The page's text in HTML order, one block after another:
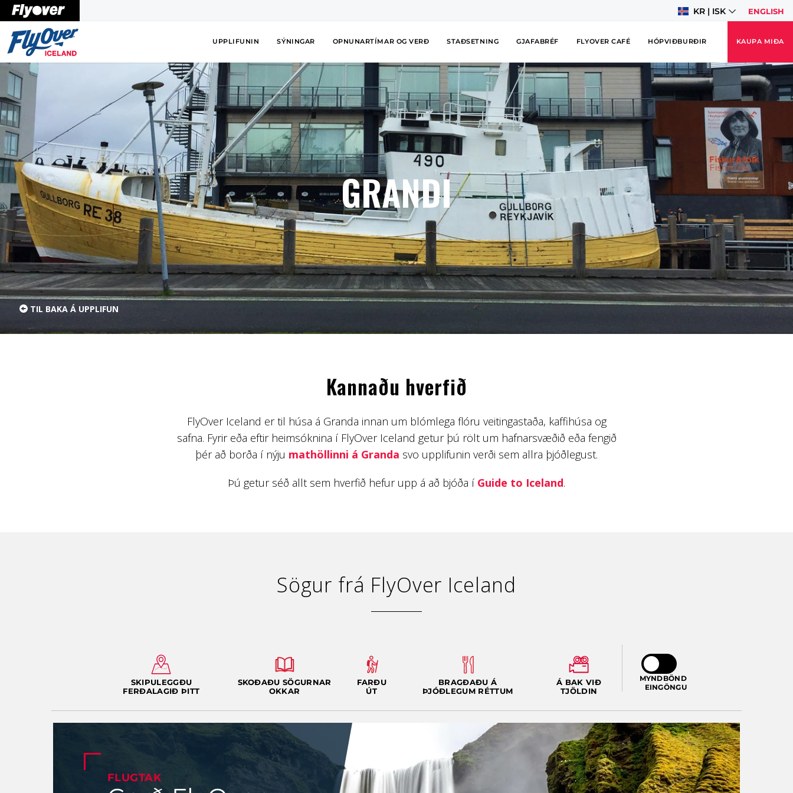
KR | ISK ENGLISH
UPPLIFUNIN SÝNINGAR OPNUNARTÍMAR OG VERÐ STAÐSETNING GJAFABRÉF FLYOVER CAFÉ HÓPVIÐBURÐIR KAUPA MIÐA
GRANDI
TIL BAKA Á UPPLIFUN
Kannaðu hverfið
FlyOver Iceland er til húsa á Granda innan um blómlega flóru veitingastaða, kaffihúsa og
safna. Fyrir eða eftir heimsóknina í FlyOver Iceland getur þú rölt um hafnarsvæðið eða fengið
þér að borða í nýju mathöllinni á Granda svo upplifunin verði sem allra þjóðlegust.
Þú getur séð allt sem hverfið hefur upp á að bjóða í Guide to Iceland.
Sögur frá FlyOver Iceland
MYNDBÖND
EINGÖNGU
SKIPULEGGÐU
FERÐALAGIÐ ÞITT
SKOÐAÐU SÖGURNAR
OKKAR
FARÐU
ÚT
BRAGÐAÐU Á
ÞJÓÐLEGUM RÉTTUM
Á BAK VIÐ
TJÖLDIN
FLUGTAK